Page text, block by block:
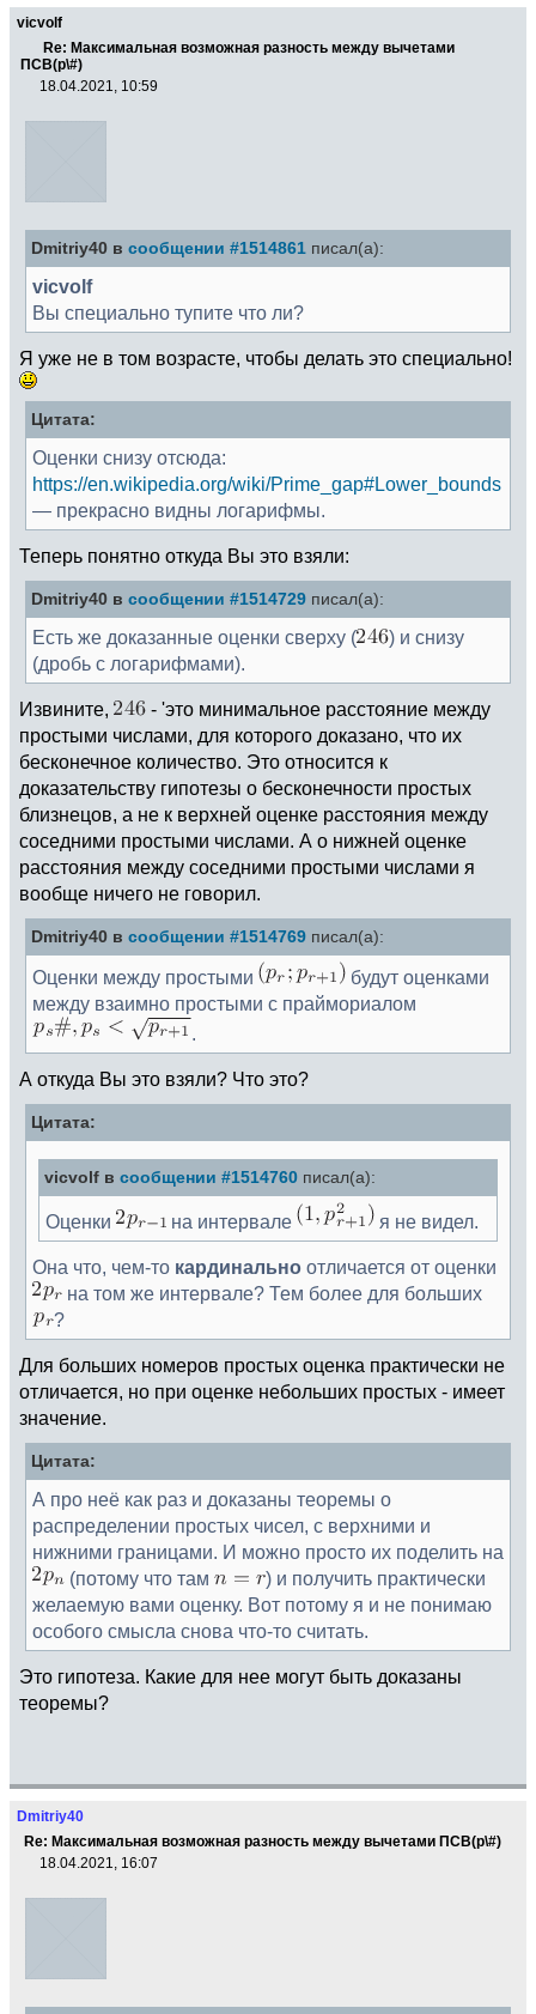
vicvolf
Re: Максимальная возможная разность между вычетами
ПСВ(p\#)
18.04.2021, 10:59
Dmitriy40 в сообщении #1514861 писал(а):
vicvolf
Вы специально тупите что ли?
Я уже не в том возрасте, чтобы делать это специально!
Цитата:
Оценки снизу отсюда:
https://en.wikipedia.org/wiki/Prime_gap#Lower_bounds
— прекрасно видны логарифмы.
Теперь понятно откуда Вы это взяли:
Dmitriy40 в сообщении #1514729 писал(а):
Есть же доказанные оценки сверху (
) и снизу
(дробь с логарифмами).
Извините,
- 'это минимальное расстояние между
простыми числами, для которого доказано, что их
бесконечное количество. Это относится к
доказательству гипотезы о бесконечности простых
близнецов, а не к верхней оценке расстояния между
соседними простыми числами. А о нижней оценке
расстояния между соседними простыми числами я
вообще ничего не говорил.
Dmitriy40 в сообщении #1514769 писал(а):
Оценки между простыми
будут оценками
между взаимно простыми с праймориалом
.
А откуда Вы это взяли? Что это?
Цитата:
vicvolf в сообщении #1514760 писал(а):
Оценки на интервале я не видел.
Она что, чем-то кардинально отличается от оценки
на том же интервале? Тем более для больших
?
Для больших номеров простых оценка практически не
отличается, но при оценке небольших простых - имеет
значение.
Цитата:
А про неё как раз и доказаны теоремы о
распределении простых чисел, с верхними и
нижними границами. И можно просто их поделить на
(потому что там
) и получить практически
желаемую вами оценку. Вот потому я и не понимаю
особого смысла снова что-то считать.
Это гипотеза. Какие для нее могут быть доказаны
теоремы?
Dmitriy40
Re: Максимальная возможная разность между вычетами ПСВ(p\#)
18.04.2021, 16:07